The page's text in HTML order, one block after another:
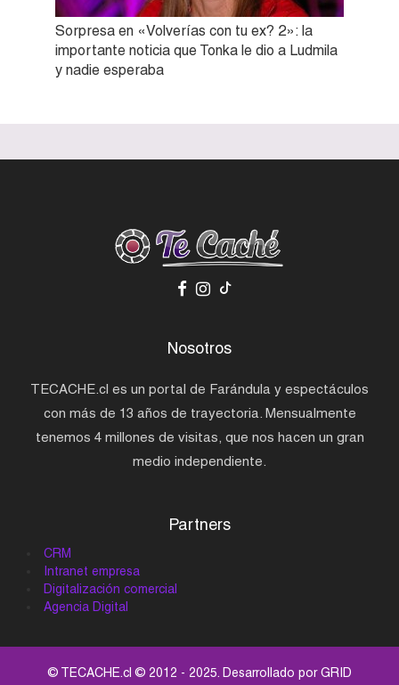
Sorpresa en «Volverías con tu ex? 2»: la
importante noticia que Tonka le dio a Ludmila
y nadie esperaba
Nosotros
TECACHE.cl es un portal de Farándula y espectáculos
con más de 13 años de trayectoria. Mensualmente
tenemos 4 millones de visitas, que nos hacen un gran
medio independiente.
Partners
CRM
Intranet empresa
Digitalización comercial
Agencia Digital
© TECACHE.cl © 2012 - 2025. Desarrollado porGRID